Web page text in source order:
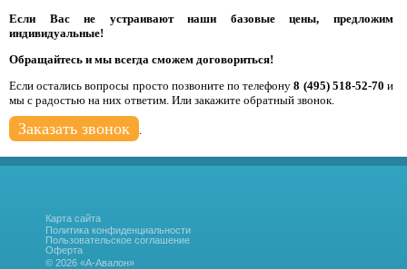
Если Вас не устраивают наши базовые цены, предложим
индивидуальные!
Обращайтесь и мы всегда сможем договориться!
Если остались вопросы просто позвоните по телефону8 (495) 518-52-70 и
мы с радостью на них ответим. Или закажите обратный звонок.
Заказать звонок
Карта сайта
Политика конфиденциальности
Пользовательское соглашение
Оферта
© 2026 «А-Авалон»